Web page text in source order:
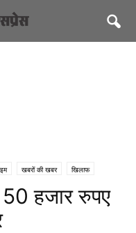
खबरों की खबर खिलाफ
हजार रुपए